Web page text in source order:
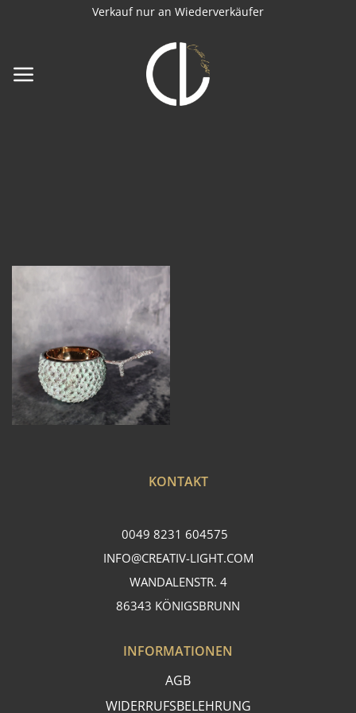
Verkauf nur an Wiederverkäufer
KONTAKT
0049 8231 604575
INFO@CREATIV-LIGHT.COM
WANDALENSTR. 4
86343 KÖNIGSBRUNN
INFORMATIONEN
AGB
WIDERRUFSBELEHRUNG